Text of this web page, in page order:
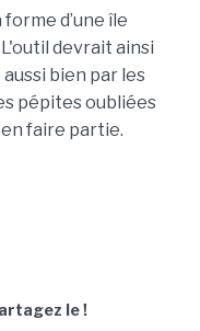
d’une île
devrait ainsi
bien par les
pépites oubliées
faire partie.
le !